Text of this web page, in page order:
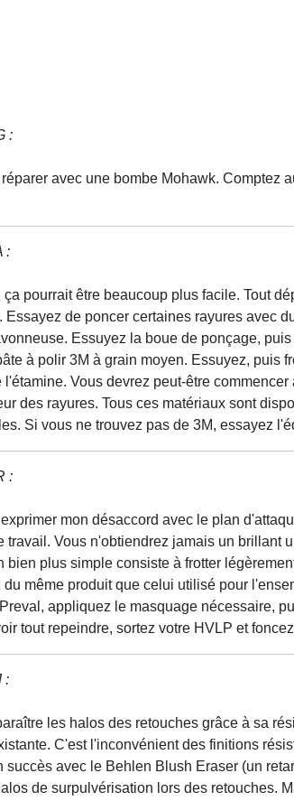
:
avec une bombe Mohawk. Comptez
:
ça pourrait être beaucoup plus facile. Tout
Essayez de poncer certaines rayures avec
Essuyez la boue de ponçage,
à polir 3M à grain moyen. Essuyez, puis
Vous devrez peut-être
des rayures. Tous ces matériaux sont
Si vous ne trouvez pas de 3M, essayez
:
mon désaccord avec le plan
travail. Vous n'obtiendrez jamais un brillant
bien plus simple consiste à frotter
du même produit que celui utilisé pour
appliquez le masquage nécessaire,
tout repeindre, sortez votre HVLP et
:
les halos des retouches grâce à sa
C'est l'inconvénient des finitions
succès avec le Behlen Blush Eraser (un
de surpulvérisation lors des retouches.